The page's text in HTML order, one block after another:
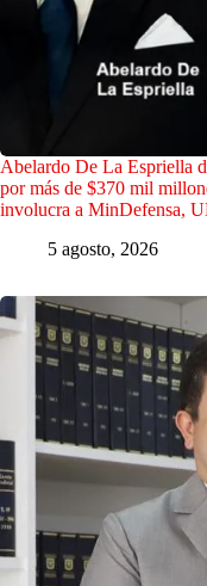
Abelardo De La Espriella
por más de $370 mil
involucra a MinDefensa,
5 agosto, 2026